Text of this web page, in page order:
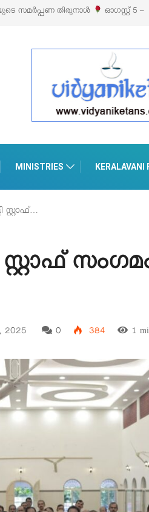
‘പെറ്റൽസ്’ ലൈഫ് സ്റ്റൈൽ
MINISTRIES
2025 0 384 1